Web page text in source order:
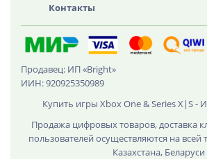
Контакты
Продавец: ИП «Bright»
ИИН: 920925350989
Купить игры Xbox One & Series X|S -
Продажа цифровых товаров, доставка
пользователей осуществляются на всей
Казахстана,